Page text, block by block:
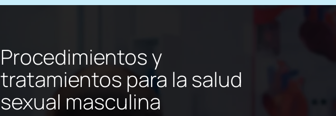
Procedimientos y
tratamientos para la salud
sexual masculina